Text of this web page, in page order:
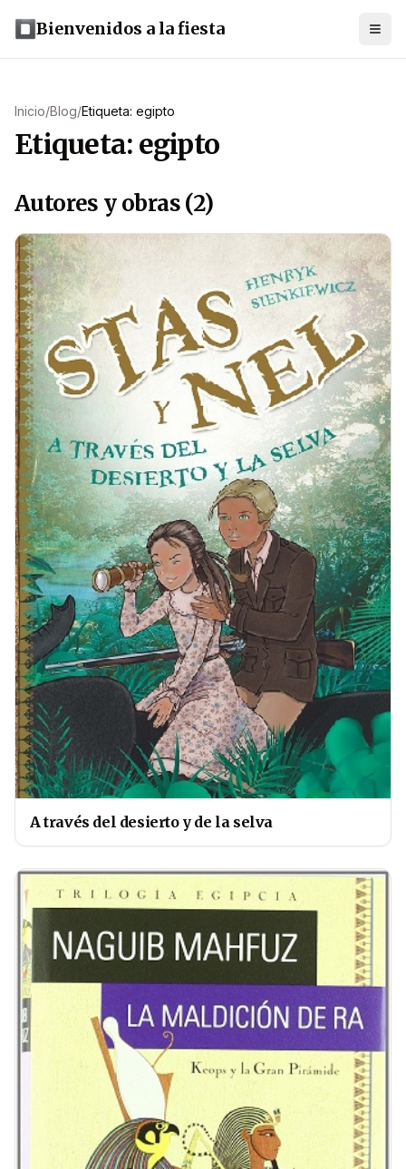
Bienvenidos a la fiesta
Inicio/Blog/Etiqueta: egipto
Etiqueta: egipto
Autores y obras (2)
A través del desierto y de la selva